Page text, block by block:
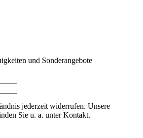
und Sonderangebote
jederzeit widerrufen. Unsere
Sie u. a. unter Kontakt.